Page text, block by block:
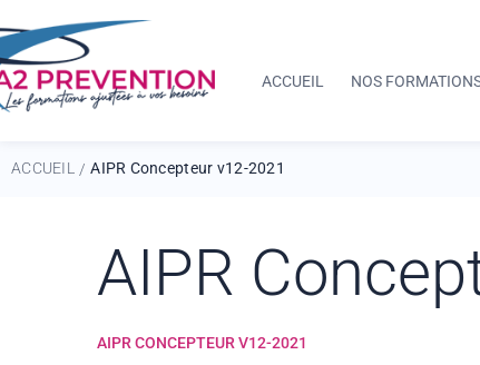
ACCUEIL NOS
ACCUEIL / AIPR Concepteur v12-2021
AIPR
AIPR CONCEPTEUR V12-2021